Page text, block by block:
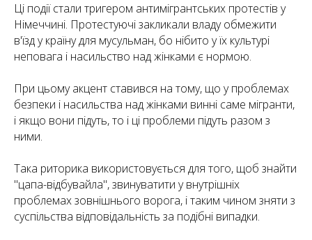
Ці події стали тригером антимігрантських протестів у
Німеччині. Протестуючі закликали владу обмежити
в'їзд у країну для мусульман, бо нібито у їх культурі
неповага і насильство над жінками є нормою.
При цьому акцент ставився на тому, що у проблемах
безпеки і насильства над жінками винні саме мігранти,
і якщо вони підуть, то і ці проблеми підуть разом з
ними.
Така риторика використовується для того, щоб знайти
"цапа-відбувайла", звинуватити у внутрішніх
проблемах зовнішнього ворога, і таким чином зняти з
суспільства відповідальність за подібні випадки.